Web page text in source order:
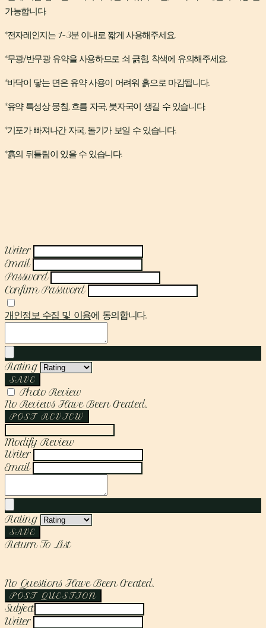
가능합니다.
*전자레인지는 1-3분 이내로 짧게 사용해주세요.
*무광/반무광 유약을 사용하므로 쇠 긁힘, 착색에 유의해주세요.
*바닥이 닿는 면은 유약 사용이 어려워 흙으로 마감됩니다.
*유약 특성상 뭉침, 흐름 자국, 붓자국이 생길 수 있습니다.
*기포가 빠져나간 자국, 돌기가 보일 수 있습니다.
*흙의 뒤틀림이 있을 수 있습니다.
Writer
Email
Password
Confirm Password
개인정보 수집 및 이용에 동의합니다.
Rating
SAVE
Photo Review
No Reviews Have Been Created.
POST REVIEW
Modify Review
Writer
Email
Rating
SAVE
Return To List
No Questions Have Been Created.
POST QUESTION
Subject
Writer